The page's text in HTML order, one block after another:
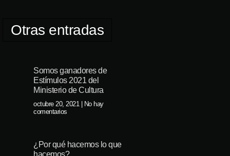
Otras entradas
Somos ganadores de
Estímulos 2021 del
Ministerio de Cultura
octubre 20, 2021 No hay
comentarios
¿Por qué hacemos lo que
hacemos?